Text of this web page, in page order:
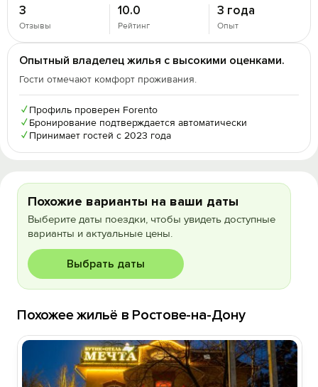
3
Отзывы
10.0
Рейтинг
3 года
Опыт
Опытный владелец жилья с высокими оценками.
Гости отмечают комфорт проживания.
✓ Профиль проверен Forento
✓ Бронирование подтверждается автоматически
✓ Принимает гостей с 2023 года
Похожие варианты на ваши даты
Выберите даты поездки, чтобы увидеть доступные
варианты и актуальные цены.
Выбрать даты
Похожее жильё в Ростове-на-Дону